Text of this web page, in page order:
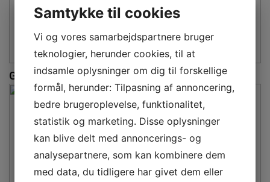
Glasvægge - udstilling på eget kontor
Samtykke til cookies
Vi og vores samarbejdspartnere bruger
teknologier, herunder cookies, til at
indsamle oplysninger om dig til forskellige
formål, herunder: Tilpasning af annoncering,
bedre brugeroplevelse, funktionalitet,
statistik og marketing. Disse oplysninger
kan blive delt med annoncerings- og
analysepartnere, som kan kombinere dem
med data, du tidligere har givet dem eller